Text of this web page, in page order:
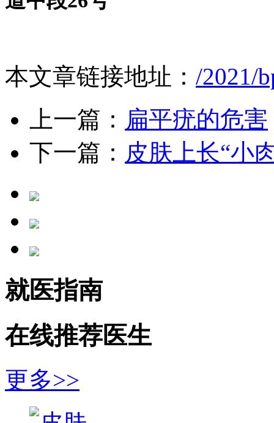
本文章链接地址： /2021/
上一篇： 扁平疣的危害
下一篇： 皮肤上长“小
就医指南
在线推荐医生
更多>>